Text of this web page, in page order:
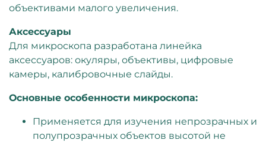
объективами малого увеличения.
Аксессуары
Для микроскопа разработана линейка
аксессуаров: окуляры, объективы, цифровые
камеры, калибровочные слайды.
Основные особенности микроскопа:
Применяется для изучения непрозрачных и
полупрозрачных объектов высотой не